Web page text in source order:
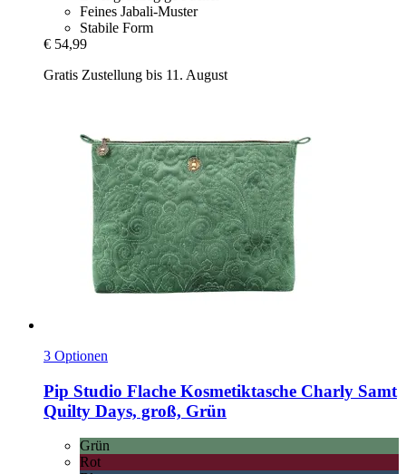
Feines Jabali-Muster
Stabile Form
€ 54,99
Gratis Zustellung bis 11. August
3 Optionen
Pip Studio Flache Kosmetiktasche Charly Samt
Quilty Days, groß, Grün
Grün
Rot